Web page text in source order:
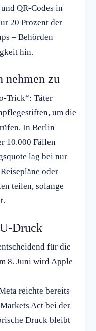
QR-Codes in
20 Prozent der
– Behörden
hin.
nehmen zu
Trick“: Täter
um die
In Berlin
10.000 Fällen
lag bei nur
oder
teilen, solange
Druck
für die
8. Juni wird Apple
reichte bereits
Act bei der
Druck bleibt